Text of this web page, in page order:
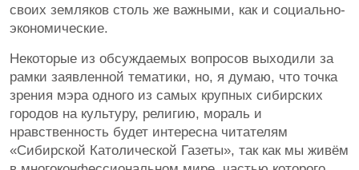
своих земляков столь же важными, как и социально-
экономические.
Некоторые из обсуждаемых вопросов выходили за
рамки заявленной тематики, но, я думаю, что точка
зрения мэра одного из самых крупных сибирских
городов на культуру, религию, мораль и
нравственность будет интересна читателям
«Сибирской Католической Газеты», так как мы живём